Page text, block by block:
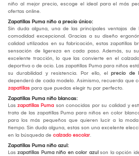
niño al mejor precio, escoge el ideal para el más
ofertas online.
Zapatillas Puma niño a precio único:
Sin duda alguna, una de las principales ventajas de
comodidad excepcional. Gracias a su diseño
calidad utilizados en su fabricación, estas zapatillas
sensación de ligereza en cada paso. Además, su
excelente tracción, lo que las convierte en el
deportiva o de ocio. Las zapatillas Puma para niños
su durabilidad y resistencia. Por ello, el precio de
dependerá de cada modelo. Asimismo, recuerda que
zapatillas para que puedas elegir tu par perfecto.
Zapatillas Puma niño blancas:
Las zapatillas Puma son conocidas por su calidad y
trata de las zapatillas Puma para niños en color
para los más pequeños que quieren lucir a la
tiempo. Sin duda alguna, estas son una excelente
en la búsqueda de calzado escolar.
Zapatillas Puma niño azul:
Las zapatillas Puma niño en color azul son la opción